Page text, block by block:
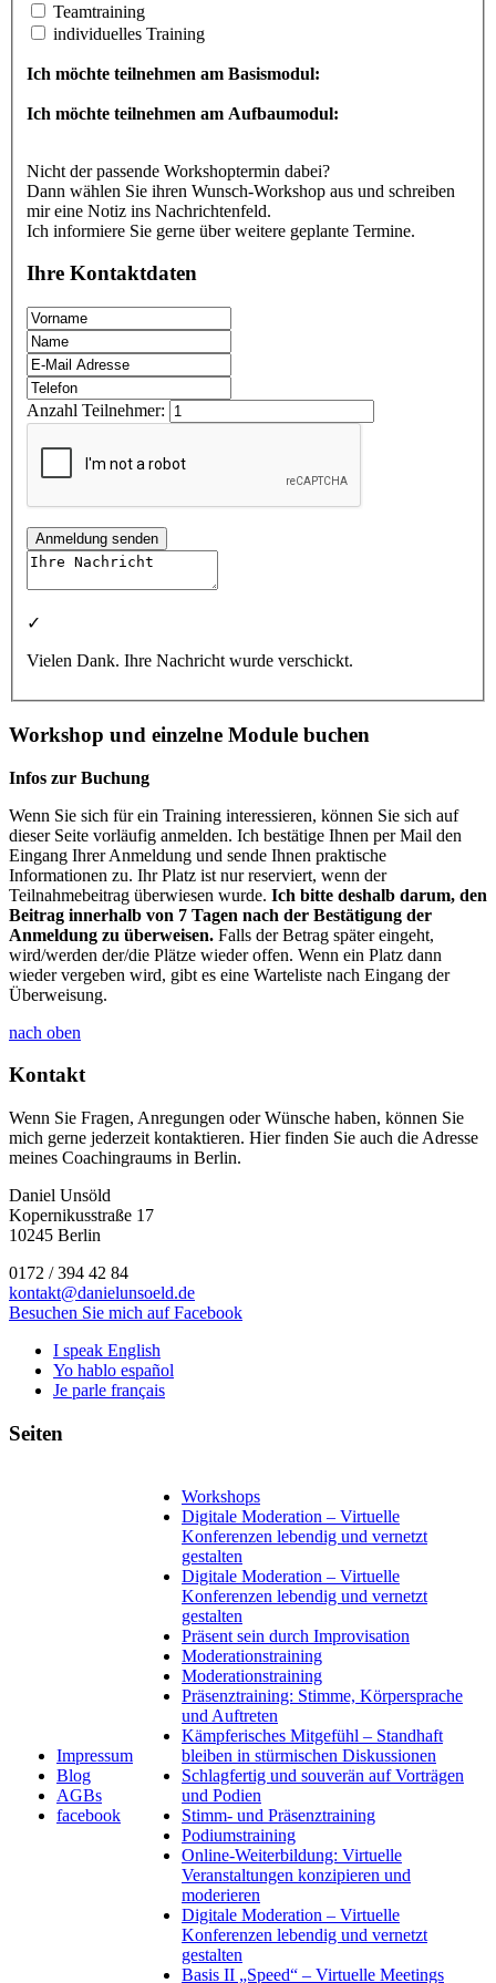
Teamtraining
individuelles Training
Ich möchte teilnehmen am Basismodul:
Ich möchte teilnehmen am Aufbaumodul:
Nicht der passende Workshoptermin dabei?
Dann wählen Sie ihren Wunsch-Workshop aus und schreiben
mir eine Notiz ins Nachrichtenfeld.
Ich informiere Sie gerne über weitere geplante Termine.
Ihre Kontaktdaten
Anzahl Teilnehmer:
Anmeldung senden
✓
Vielen Dank. Ihre Nachricht wurde verschickt.
Workshop und einzelne Module buchen
Infos zur Buchung
Wenn Sie sich für ein Training interessieren, können Sie sich auf
dieser Seite vorläufig anmelden. Ich bestätige Ihnen per Mail den
Eingang Ihrer Anmeldung und sende Ihnen praktische
Informationen zu. Ihr Platz ist nur reserviert, wenn der
Teilnahmebeitrag überwiesen wurde. Ich bitte deshalb darum, den
Beitrag innerhalb von 7 Tagen nach der Bestätigung der
Anmeldung zu überweisen. Falls der Betrag später eingeht,
wird/werden der/die Plätze wieder offen. Wenn ein Platz dann
wieder vergeben wird, gibt es eine Warteliste nach Eingang der
Überweisung.
nach oben
Kontakt
Wenn Sie Fragen, Anregungen oder Wünsche haben, können Sie
mich gerne jederzeit kontaktieren. Hier finden Sie auch die Adresse
meines Coachingraums in Berlin.
Daniel Unsöld
Kopernikusstraße 17
10245 Berlin
0172 / 394 42 84
kontakt@danielunsoeld.de
Besuchen Sie mich auf Facebook
I speak English
Yo hablo español
Je parle français
Seiten
Impressum
Blog
AGBs
facebook
Workshops
Digitale Moderation – Virtuelle
Konferenzen lebendig und vernetzt
gestalten
Digitale Moderation – Virtuelle
Konferenzen lebendig und vernetzt
gestalten
Präsent sein durch Improvisation
Moderationstraining
Moderationstraining
Präsenztraining: Stimme, Körpersprache
und Auftreten
Kämpferisches Mitgefühl – Standhaft
bleiben in stürmischen Diskussionen
Schlagfertig und souverän auf Vorträgen
und Podien
Stimm- und Präsenztraining
Podiumstraining
Online-Weiterbildung: Virtuelle
Veranstaltungen konzipieren und
moderieren
Digitale Moderation – Virtuelle
Konferenzen lebendig und vernetzt
gestalten
Basis II „Speed“ – Virtuelle Meetings